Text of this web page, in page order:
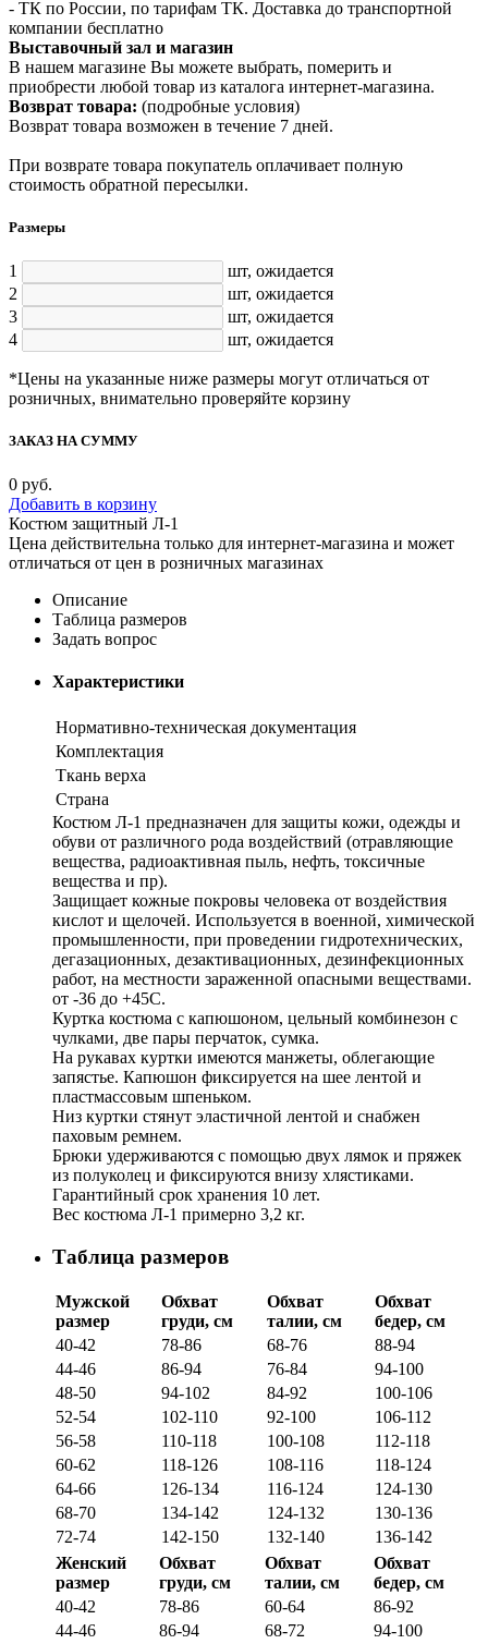
- ТК по России, по тарифам ТК. Доставка до транспортной
компании бесплатно
Выставочный зал и магазин
В нашем магазине Вы можете выбрать, померить и
приобрести любой товар из каталога интернет-магазина.
Возврат товара: (подробные условия)
Возврат товара возможен в течение 7 дней.
При возврате товара покупатель оплачивает полную
стоимость обратной пересылки.
Размеры
1 шт, ожидается
2
шт, ожидается
3
шт, ожидается
4
шт, ожидается
*Цены на указанные ниже размеры могут отличаться от
розничных, внимательно проверяйте корзину
ЗАКАЗ НА СУММУ
0 руб.
Добавить в корзину
Костюм защитный Л-1
Цена действительна только для интернет-магазина и может
отличаться от цен в розничных магазинах
Описание
Таблица размеров
Задать вопрос
Характеристики
Нормативно-техническая документация
Комплектация
Ткань верха
Страна
Костюм Л-1 предназначен для защиты кожи, одежды и
обуви от различного рода воздействий (отравляющие
вещества, радиоактивная пыль, нефть, токсичные
вещества и пр).
Защищает кожные покровы человека от воздействия
кислот и щелочей. Используется в военной, химической
промышленности, при проведении гидротехнических,
дегазационных, дезактивационных, дезинфекционных
работ, на местности зараженной опасными веществами.
от -36 до +45С.
Куртка костюма с капюшоном, цельный комбинезон с
чулками, две пары перчаток, сумка.
На рукавах куртки имеются манжеты, облегающие
запястье. Капюшон фиксируется на шее лентой и
пластмассовым шпеньком.
Низ куртки стянут эластичной лентой и снабжен
паховым ремнем.
Брюки удерживаются с помощью двух лямок и пряжек
из полуколец и фиксируются внизу хлястиками.
Гарантийный срок хранения 10 лет.
Вес костюма Л-1 примерно 3,2 кг.
Таблица размеров
Мужской
размер
Обхват
груди, см
Обхват
талии, см
Обхват
бедер, см
40-42
78-86 68-76
88-94
44-46
86-94 76-84
94-100
48-50
94-102 84-92
100-106
52-54
102-110 92-100
106-112
56-58
110-118 100-108
112-118
60-62
118-126 108-116
118-124
64-66
126-134 116-124
124-130
68-70
134-142 124-132
130-136
72-74
142-150 132-140
136-142
Женский
размер
Обхват
груди, см
Обхват
талии, см
Обхват
бедер, см
40-42
78-86 60-64
86-92
44-46
86-94 68-72
94-100